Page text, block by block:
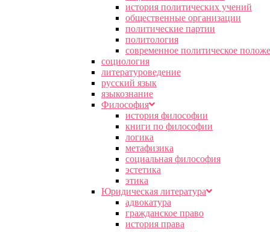
история политических учений
общественные организации
политические партии
политология
современное политическое
социология
литературоведение
русский язык
языкознание
Философия
история философии
книги по философии
логика
метафизика
социальная философия
эстетика
этика
Юридическая литература
адвокатура
гражданское право
история права